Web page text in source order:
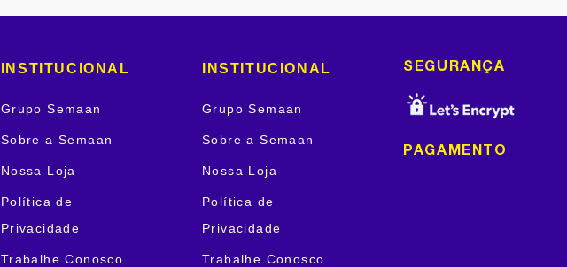
INSTITUCIONAL
Grupo Semaan
Sobre a Semaan
Nossa Loja
Política de
Privacidade
Trabalhe Conosco
INSTITUCIONAL
Grupo Semaan
Sobre a Semaan
Nossa Loja
Política de
Privacidade
Trabalhe Conosco
SEGURANÇA
PAGAMENTO